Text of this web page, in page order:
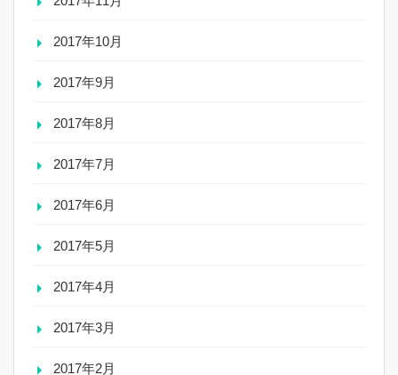
2017年10月
2017年9月
2017年8月
2017年7月
2017年6月
2017年5月
2017年4月
2017年3月
2017年2月